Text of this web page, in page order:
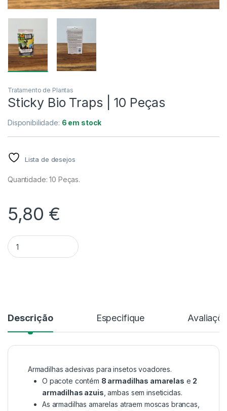
Tratamento de Plantas
Sticky Bio Traps | 10 Peças
Disponibilidade: 6 em stock
Lista de desejos
Quantidade: 10 Peças.
5,80 €
Quantidade Sticky Bio Traps | 10 Peças
Descrição Especifique
Armadilhas adesivas para insetos voadores.
O pacote contém 8 armadilhas amarelas e 2
armadilhas azuis , ambas sem inseticidas.
As armadilhas amarelas atraem moscas brancas,